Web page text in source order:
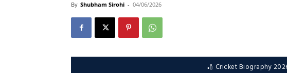
By Shubham Sirohi - 04/06/2026
🏏 Cricket Biography